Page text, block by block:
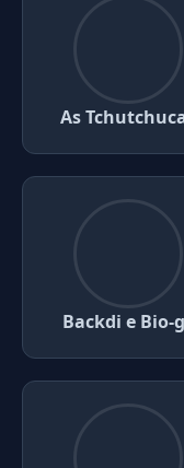
As
Backdi e Bio-